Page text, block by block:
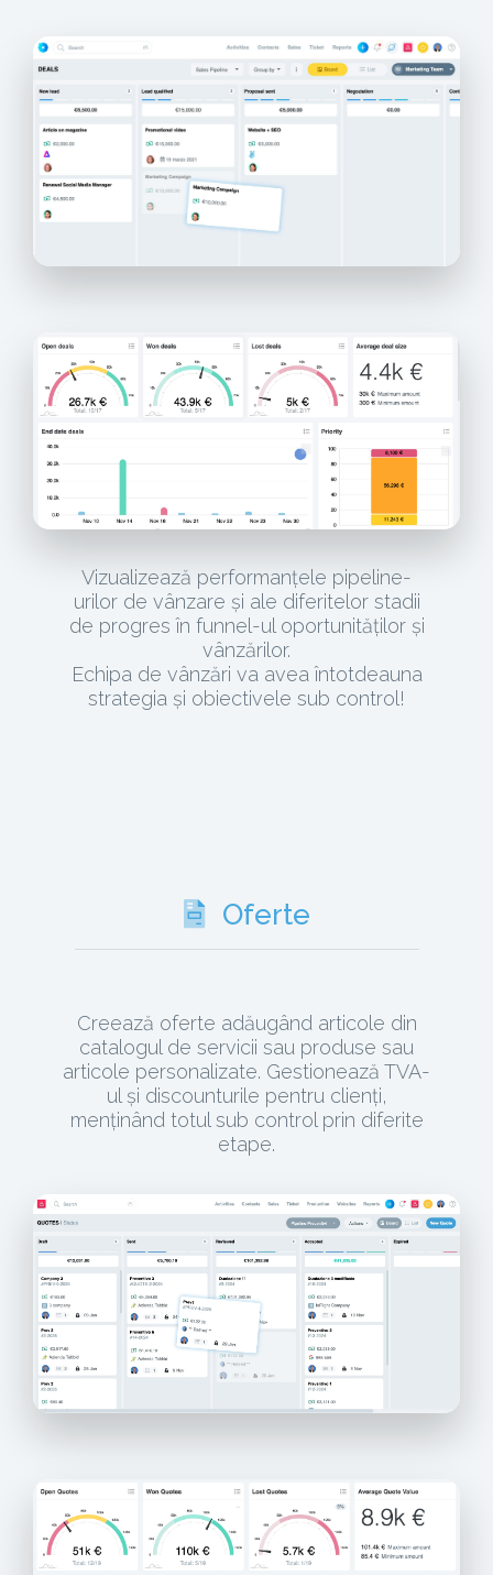
Vizualizează performanțele pipeline-
urilor de vânzare și ale diferitelor stadii
de progres în funnel-ul oportunităților și
vânzărilor.
Echipa de vânzări va avea întotdeauna
strategia și obiectivele sub control!
Oferte
Creează oferte adăugând articole din
catalogul de servicii sau produse sau
articole personalizate. Gestionează TVA-
ul și discounturile pentru clienți,
menținând totul sub control prin diferite
etape.